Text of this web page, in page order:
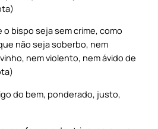
bispo seja sem crime, como
não seja soberbo, nem
nem violento, nem ávido de
do bem, ponderado, justo,